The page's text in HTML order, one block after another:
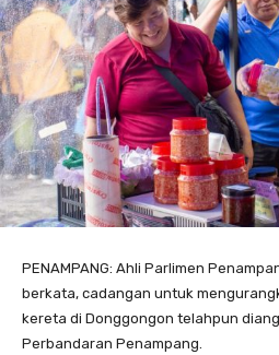
PENAMPANG: Ahli Parlimen
berkata, cadangan untuk
kereta di Donggongon telahpun
Perbandaran Penampang.